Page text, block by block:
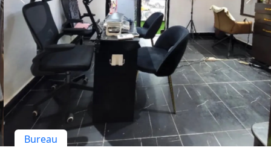
Bureau